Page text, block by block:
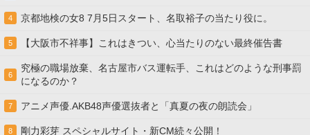
4 京都地検の女8 7月5日スタート、名取裕子の当たり役に。
5 【大阪市不祥事】これはきつい、心当たりのない最終催告書
6
究極の職場放棄、名古屋市バス運転手、これはどのような刑事罰
になるのか？
7 アニメ声優.AKB48声優選抜者と「真夏の夜の朗読会」
8 剛力彩芽 スペシャルサイト・新CM続々公開！